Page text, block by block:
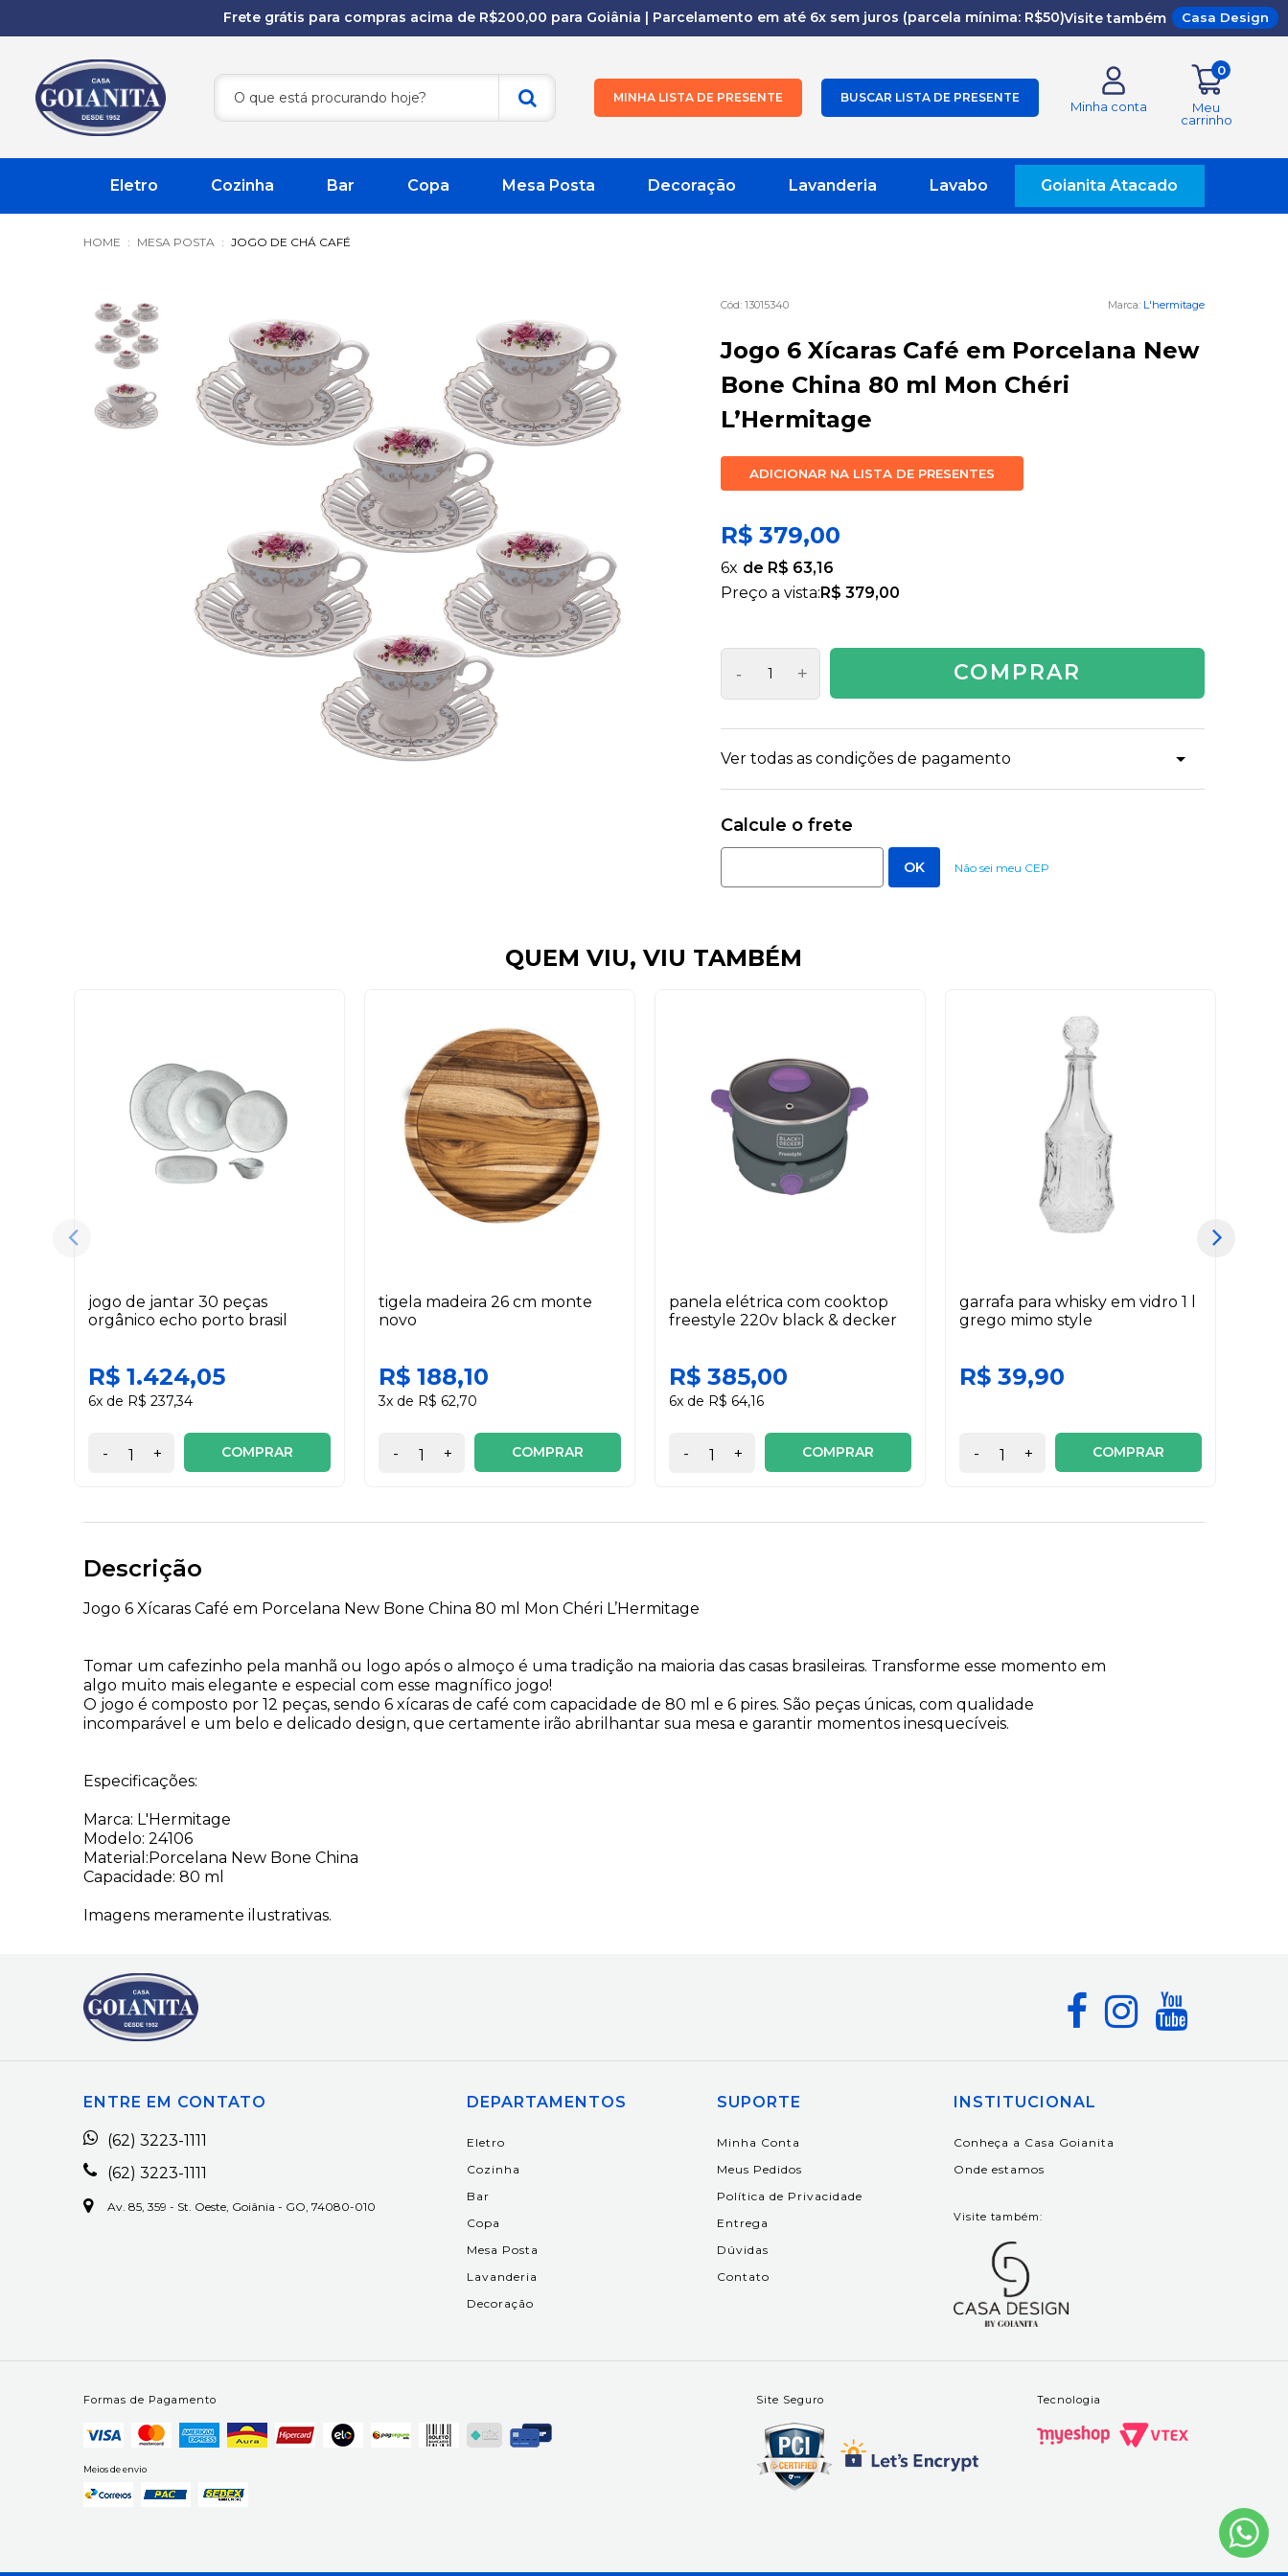
Frete grátis para compras acima de R$200,00 para Goiânia | Parcelamento em até 6x sem juros (parcela mínima: R$50)Visite também Casa Design
MINHA LISTA DE PRESENTE BUSCAR LISTA DE PRESENTE
Minha conta
0
Meu
carrinho
Eletro Cozinha Bar Copa Mesa Posta Decoração Lavanderia Lavabo Goianita Atacado
MESA POSTA JOGO DE CHÁ CAFÉ
13015340 L'hermitage
Jogo 6 Xícaras Café em Porcelana New
Bone China 80 ml Mon Chéri
L’Hermitage
ADICIONAR NA LISTA DE PRESENTES
R$ 379,00
6x
R$ 63,16
Preço a vista:R$ 379,00
- + COMPRAR
Ver todas as condições de pagamento
Não sei meu CEP
QUEM VIU, VIU TAMBÉM
jogo de jantar 30 peças
orgânico echo porto brasil
R$ 1.424,05
6x de R$ 237,34
- + COMPRAR
tigela madeira 26 cm monte
novo
R$ 188,10
3x de R$ 62,70
- + COMPRAR
panela elétrica com cooktop
freestyle 220v black & decker
R$ 385,00
6x de R$ 64,16
- + COMPRAR
garrafa para whisky em vidro 1 l
grego mimo style
R$ 39,90
- + COMPRAR
Descrição
Jogo 6 Xícaras Café em Porcelana New Bone China 80 ml Mon Chéri L’Hermitage
Tomar um cafezinho pela manhã ou logo após o almoço é uma tradição na maioria das casas brasileiras. Transforme esse momento em
algo muito mais elegante e especial com esse magnífico jogo!
O jogo é composto por 12 peças, sendo 6 xícaras de café com capacidade de 80 ml e 6 pires. São peças únicas, com qualidade
incomparável e um belo e delicado design, que certamente irão abrilhantar sua mesa e garantir momentos inesquecíveis.
Especificações:
Marca: L'Hermitage
Modelo: 24106
Material:Porcelana New Bone China
Capacidade: 80 ml
Imagens meramente ilustrativas.
ENTRE EM CONTATO
(62) 3223-1111
(62) 3223-1111
Av. 85, 359 - St. Oeste, Goiânia - GO, 74080-010
DEPARTAMENTOS
Eletro
Cozinha
Bar
Copa
Mesa Posta
Lavanderia
Decoração
SUPORTE
Minha Conta
Meus Pedidos
Política de Privacidade
Entrega
Dúvidas
Contato
INSTITUCIONAL
Conheça a Casa Goianita
Onde estamos
Visite também:
Formas de Pagamento
Meios de envio
Site Seguro Tecnologia